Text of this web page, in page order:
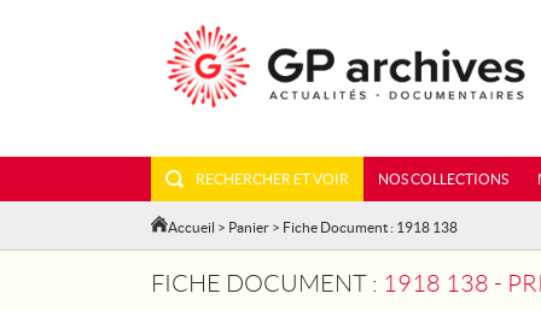
RECHERCHER ET VOIR NOS COLLECTIONS
Accueil > Panier > Fiche Document : 1918 138
FICHE DOCUMENT : 1918 138 -